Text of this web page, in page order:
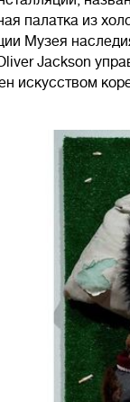
палатка из
Музея
Jackson
искусством